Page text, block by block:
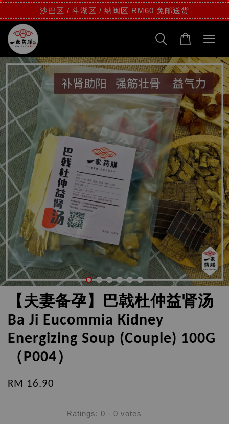
沙巴区 / 斗湖区 / 纳闽区 RM60 免邮送货
【夫妻备孕】巴戟杜仲益肾汤
Ba Ji Eucommia Kidney
Energizing Soup (Couple) 100G
（P004）
RM 16.90
Ratings: 0 - 0 votes